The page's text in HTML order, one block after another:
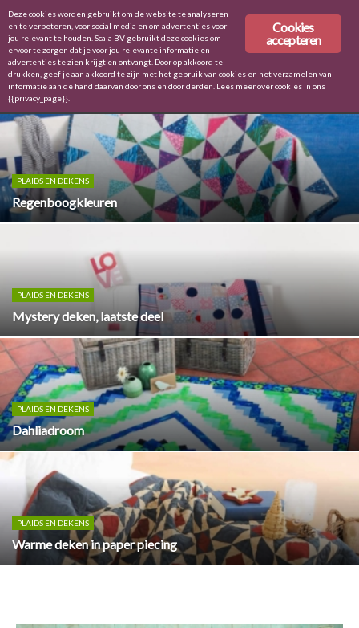
Home Doen Plaids en dekens
PLAIDS EN DEKENS
PLAIDS EN DEKENS
Regenboogkleuren
PLAIDS EN DEKENS
Mystery deken, laatste deel
PLAIDS EN DEKENS
Dahliadroom
PLAIDS EN DEKENS
Warme deken in paper piecing
Cookies
accepteren
Deze cookies worden gebruikt om de website te analyseren
en te verbeteren, voor social media en om advertenties voor
jou relevant te houden. Scala BV gebruikt deze cookies om
ervoor te zorgen dat je voor jou relevante informatie en
advertenties te zien krijgt en ontvangt. Door op akkoord te
drukken, geef je aan akkoord te zijn met het gebruik van cookies en het verzamelen van
informatie aan de hand daarvan door ons en door derden. Lees meer over cookies in ons
{{privacy_page}}.